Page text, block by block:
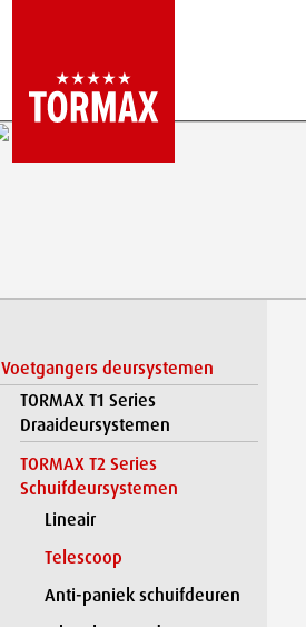
Voetgangers deursystemen
TORMAX T1 Series
Draaideursystemen
TORMAX T2 Series
Schuifdeursystemen
Lineair
Telescoop
Anti-paniek schuifdeuren